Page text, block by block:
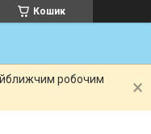
Кошик
робочим